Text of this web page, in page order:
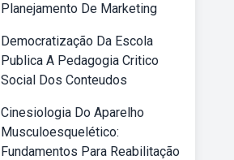
Planejamento De Marketing
Democratização Da Escola
Publica A Pedagogia Critico
Social Dos Conteudos
Cinesiologia Do Aparelho
Musculoesquelético:
Fundamentos Para Reabilitação